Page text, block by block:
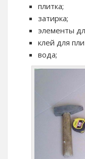
плитка;
затирка;
элементы
клей для
вода;